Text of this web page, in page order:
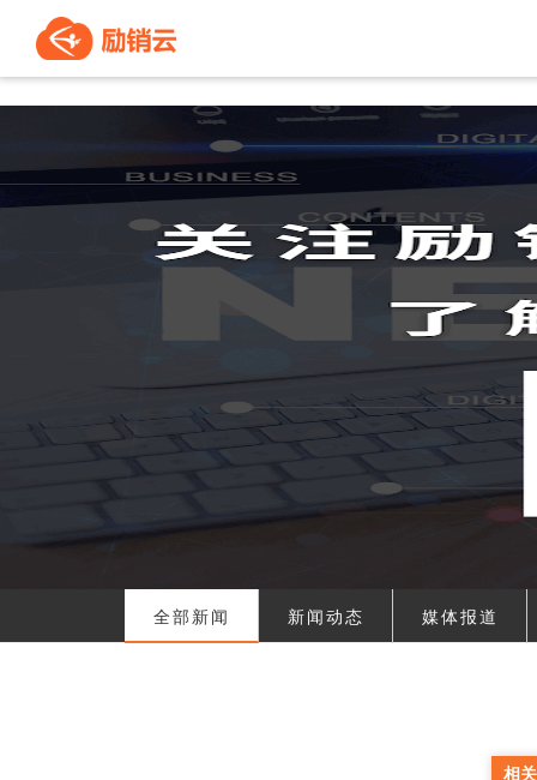
全部新闻 新闻动态 媒体报道
相